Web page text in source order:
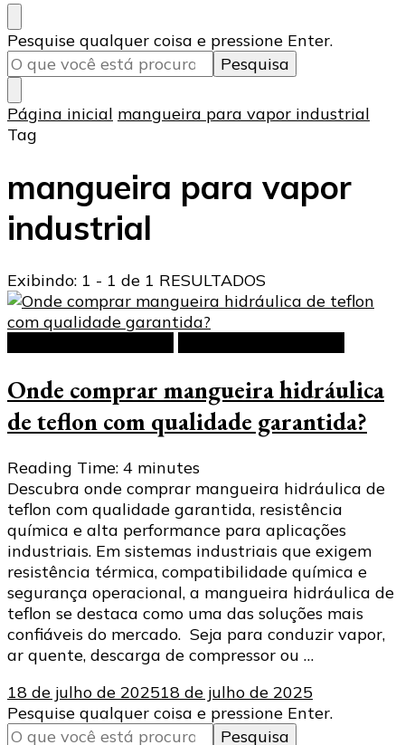
Procurando
algo?
Pesquise qualquer coisa e pressione Enter.
Página inicial mangueira para vapor industrial
Tag
mangueira para vapor
industrial
Exibindo: 1 - 1 de 1 RESULTADOS
Onde comprar mangueira hidráulica
de teflon com qualidade garantida?
Reading Time: 4 minutes
Descubra onde comprar mangueira hidráulica de
teflon com qualidade garantida, resistência
química e alta performance para aplicações
industriais. Em sistemas industriais que exigem
resistência térmica, compatibilidade química e
segurança operacional, a mangueira hidráulica de
teflon se destaca como uma das soluções mais
confiáveis do mercado. Seja para conduzir vapor,
ar quente, descarga de compressor ou …
18 de julho de 202518 de julho de 2025
Procurando
algo?
Pesquise qualquer coisa e pressione Enter.